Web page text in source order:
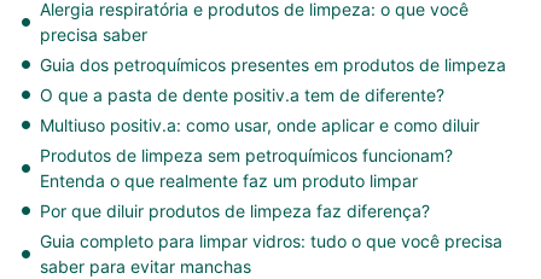
Alergia respiratória e produtos de limpeza: o que você
precisa saber
Guia dos petroquímicos presentes em produtos de limpeza
O que a pasta de dente positiv.a tem de diferente?
Multiuso positiv.a: como usar, onde aplicar e como diluir
Produtos de limpeza sem petroquímicos funcionam?
Entenda o que realmente faz um produto limpar
Por que diluir produtos de limpeza faz diferença?
Guia completo para limpar vidros: tudo o que você precisa
saber para evitar manchas